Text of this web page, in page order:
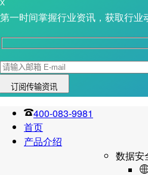
X
第一时间掌握行业资讯，获取行业
400-083-9981
首页
产品介绍
数据安